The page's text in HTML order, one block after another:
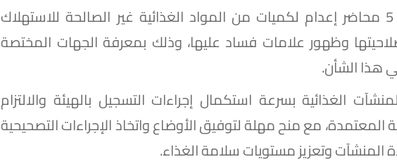
وفي السياق ذاته، تم تحرير 5 محاضر إعدام لكميات من المواد الغذائية غير الصالحة للاستهلاك
وظهور علامات فساد عليها، وذلك بمعرفة الجهات المختصة
هذا الشأن.
الغذائية بسرعة استكمال إجراءات التسجيل بالهيئة والالتزام
المعتمدة، مع منح مهلة لتوفيق الأوضاع واتخاذ الإجراءات التصحيحية
المنشآت وتعزيز مستويات سلامة الغذاء.